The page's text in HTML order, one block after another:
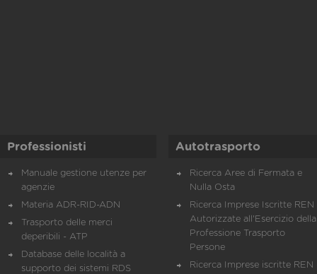
Professionisti
Manuale gestione utenze per
agenzie
Materia ADR-RID-ADN
Trasporto delle merci
deperibili - ATP
Database delle località a
supporto dei sistemi RDS
Autotrasporto
Ricerca Aree di Fermata e
Nulla Osta
Ricerca Imprese Iscritte REN
Autorizzate all'Esercizio della
Professione Trasporto
Persone
Ricerca Imprese iscritte REN